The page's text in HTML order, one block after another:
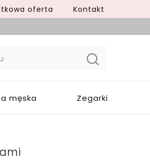
oferta Kontakt
męska Zegarki